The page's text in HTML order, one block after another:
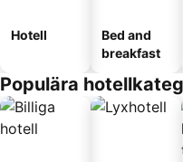
Hotell
Bed and
breakfast
Populära